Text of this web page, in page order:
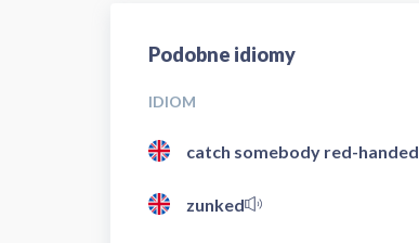
Podobne idiomy
IDIOM
catch somebody red-handed
zunked